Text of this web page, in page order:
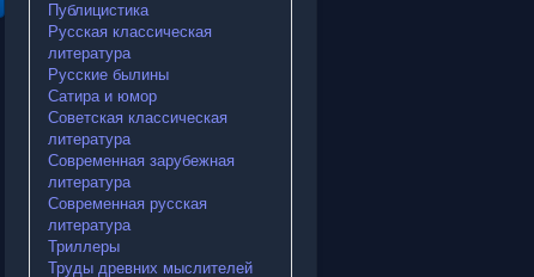
Публицистика
Русская классическая
литература
Русские былины
Сатира и юмор
Советская классическая
литература
Современная зарубежная
литература
Современная русская
литература
Триллеры
Труды древних мыслителей